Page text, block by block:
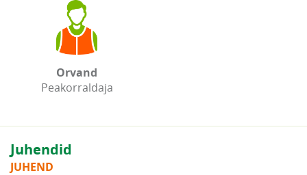
Orvand
Peakorraldaja
Juhendid
JUHEND